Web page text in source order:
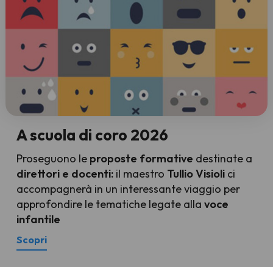
A scuola di coro 2026
Proseguono le proposte formative destinate a
direttori e docenti: il maestro Tullio Visioli ci
accompagnerà in un interessante viaggio per
approfondire le tematiche legate alla voce
infantile
Scopri